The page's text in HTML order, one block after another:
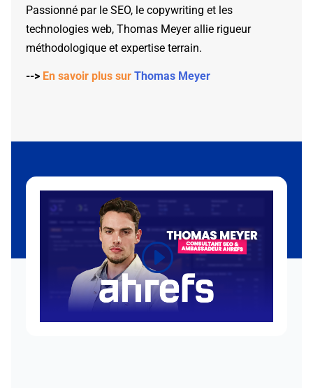
Passionné par le SEO, le copywriting et les
technologies web, Thomas Meyer allie rigueur
méthodologique et expertise terrain.
--> En savoir plus sur Thomas Meyer